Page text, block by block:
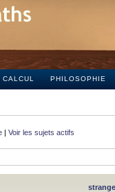
CALCUL PHILOSOPHIE
| Voir les sujets actifs